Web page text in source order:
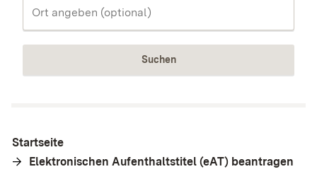
Suchen
Startseite
Elektronischen Aufenthaltstitel (eAT) beantragen